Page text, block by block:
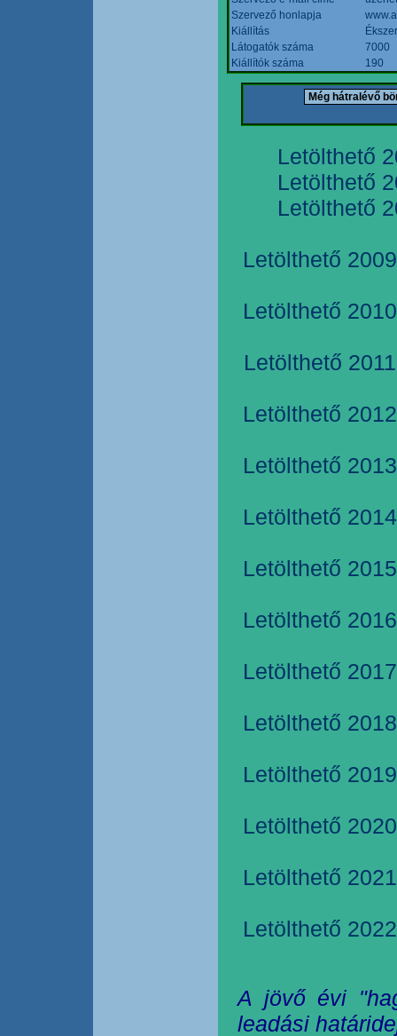
Szervező honlapja
Kiállítás
Látogatók száma
7000
Kiállítók száma
190
Letölthető
Letölthető
Letölthető
Letölthető
Letölthető
Letölthető
Letölthető
Letölthető
Letölthető
Letölthető
Letölthető
Letölthető
Letölthető
Letölthető
Letölthető
Letölthető
Letölthető
A jövő évi
leadási